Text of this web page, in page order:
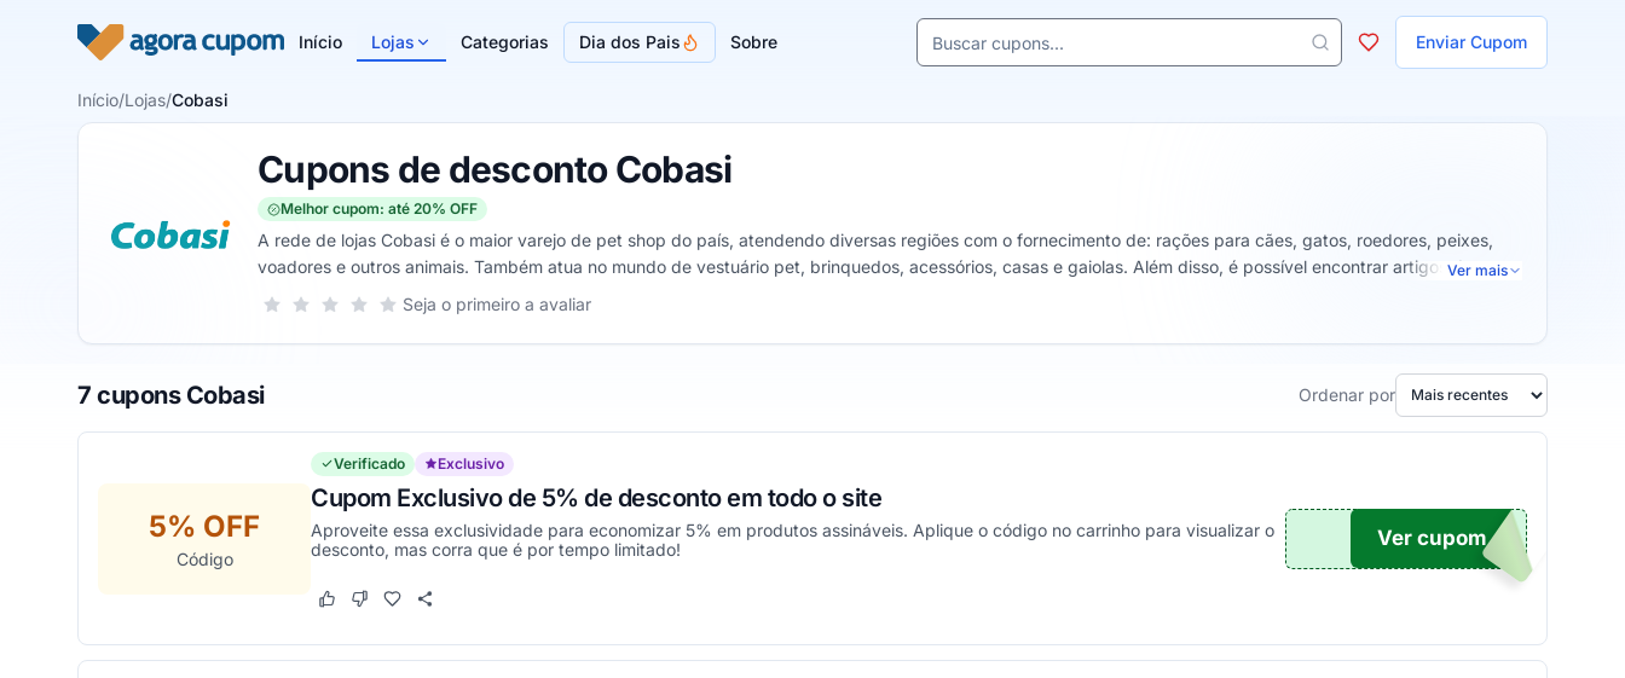
Início Lojas Categorias Dia dos Pais Sobre Enviar Cupom
Buscar cupons e lojas
Início/Lojas/Cobasi
Cupons de desconto Cobasi
Melhor cupom: até 20% OFF
A rede de lojas Cobasi é o maior varejo de pet shop do país, atendendo diversas regiões com o fornecimento de: rações para cães, gatos, roedores, peixes,
voadores e outros animais. Também atua no mundo de vestuário pet, brinquedos, acessórios, casas e gaiolas. Além disso, é possível encontrar artigos de
decoração para o seu pet tanto para área interna quanto para a parte externa.
Ver mais
Sua nota para Cobasi, de 1 a 5 estrelas
5 estrelas
4 estrelas
3 estrelas
2 estrelas
1 estrela Seja o primeiro a avaliar
7 cupons Cobasi Ordenar por
5% OFF
Código
Verificado Exclusivo
Cupom Exclusivo de 5% de desconto em todo o site
Aproveite essa exclusividade para economizar 5% em produtos assináveis. Aplique o código no carrinho para visualizar o
desconto, mas corra que é por tempo limitado!
Este cupom funcionou
Este cupom não funcionou
POM5
Ver cupom